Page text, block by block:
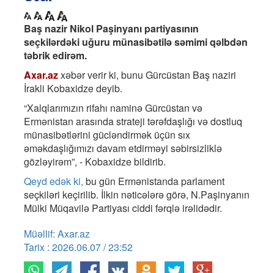
Baş nazir Nikol Paşinyanı partiyasının
seçkilərdəki uğuru münasibətilə səmimi qəlbdən
təbrik edirəm.
Axar.azxəbər verir ki, bunu Gürcüstan Baş naziri
İrakli Kobaxidze deyib.
“Xalqlarımızın rifahı naminə Gürcüstan və
Ermənistan arasında strateji tərəfdaşlığı və dostluq
münasibətlərini gücləndirmək üçün sıx
əməkdaşlığımızı davam etdirməyi səbirsizliklə
gözləyirəm”, - Kobaxidze bildirib.
Qeyd edək ki, bu gün Ermənistanda parlament
seçkiləri keçirilib. İlkin nəticələrə görə, N.Paşinyanın
Mülki Müqavilə Partiyası ciddi fərqlə irəlidədir.
Müəllif: Axar.az
Tarix : 2026.06.07 / 23:52